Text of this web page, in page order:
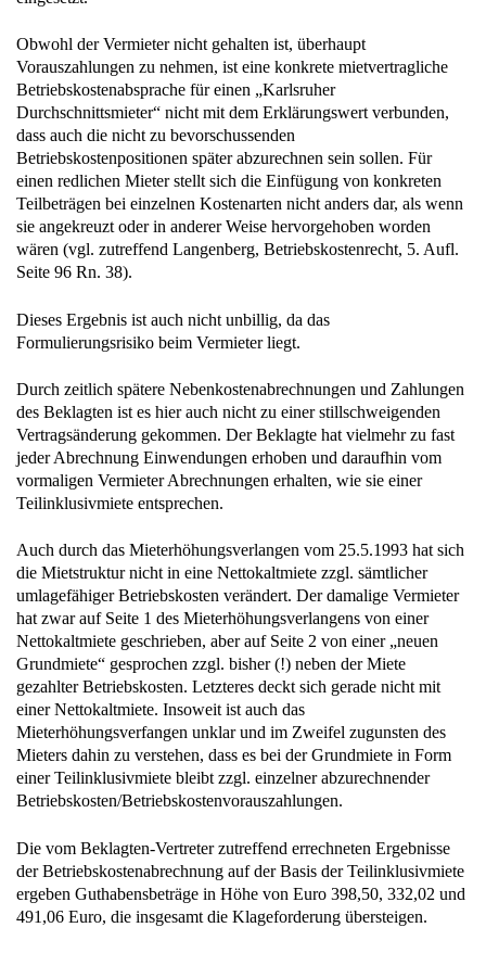
Obwohl der Vermieter nicht gehalten ist, überhaupt
Vorauszahlungen zu nehmen, ist eine konkrete mietvertragliche
Betriebskostenabsprache für einen „Karlsruher
Durchschnittsmieter“ nicht mit dem Erklärungswert verbunden,
dass auch die nicht zu bevorschussenden
Betriebskostenpositionen später abzurechnen sein sollen. Für
einen redlichen Mieter stellt sich die Einfügung von konkreten
Teilbeträgen bei einzelnen Kostenarten nicht anders dar, als wenn
sie angekreuzt oder in anderer Weise hervorgehoben worden
wären (vgl. zutreffend Langenberg, Betriebskostenrecht, 5. Aufl.
Seite 96 Rn. 38).
Dieses Ergebnis ist auch nicht unbillig, da das
Formulierungsrisiko beim Vermieter liegt.
Durch zeitlich spätere Nebenkostenabrechnungen und Zahlungen
des Beklagten ist es hier auch nicht zu einer stillschweigenden
Vertragsänderung gekommen. Der Beklagte hat vielmehr zu fast
jeder Abrechnung Einwendungen erhoben und daraufhin vom
vormaligen Vermieter Abrechnungen erhalten, wie sie einer
Teilinklusivmiete entsprechen.
Auch durch das Mieterhöhungsverlangen vom 25.5.1993 hat sich
die Mietstruktur nicht in eine Nettokaltmiete zzgl. sämtlicher
umlagefähiger Betriebskosten verändert. Der damalige Vermieter
hat zwar auf Seite 1 des Mieterhöhungsverlangens von einer
Nettokaltmiete geschrieben, aber auf Seite 2 von einer „neuen
Grundmiete“ gesprochen zzgl. bisher (!) neben der Miete
gezahlter Betriebskosten. Letzteres deckt sich gerade nicht mit
einer Nettokaltmiete. Insoweit ist auch das
Mieterhöhungsverfangen unklar und im Zweifel zugunsten des
Mieters dahin zu verstehen, dass es bei der Grundmiete in Form
einer Teilinklusivmiete bleibt zzgl. einzelner abzurechnender
Betriebskosten/Betriebskostenvorauszahlungen.
Die vom Beklagten-Vertreter zutreffend errechneten Ergebnisse
der Betriebskostenabrechnung auf der Basis der Teilinklusivmiete
ergeben Guthabensbeträge in Höhe von Euro 398,50, 332,02 und
491,06 Euro, die insgesamt die Klageforderung übersteigen.